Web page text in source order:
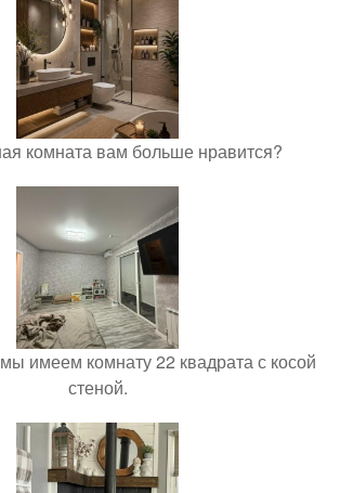
комната вам больше нравится?
имеем комнату 22 квадрата с косой
стеной.